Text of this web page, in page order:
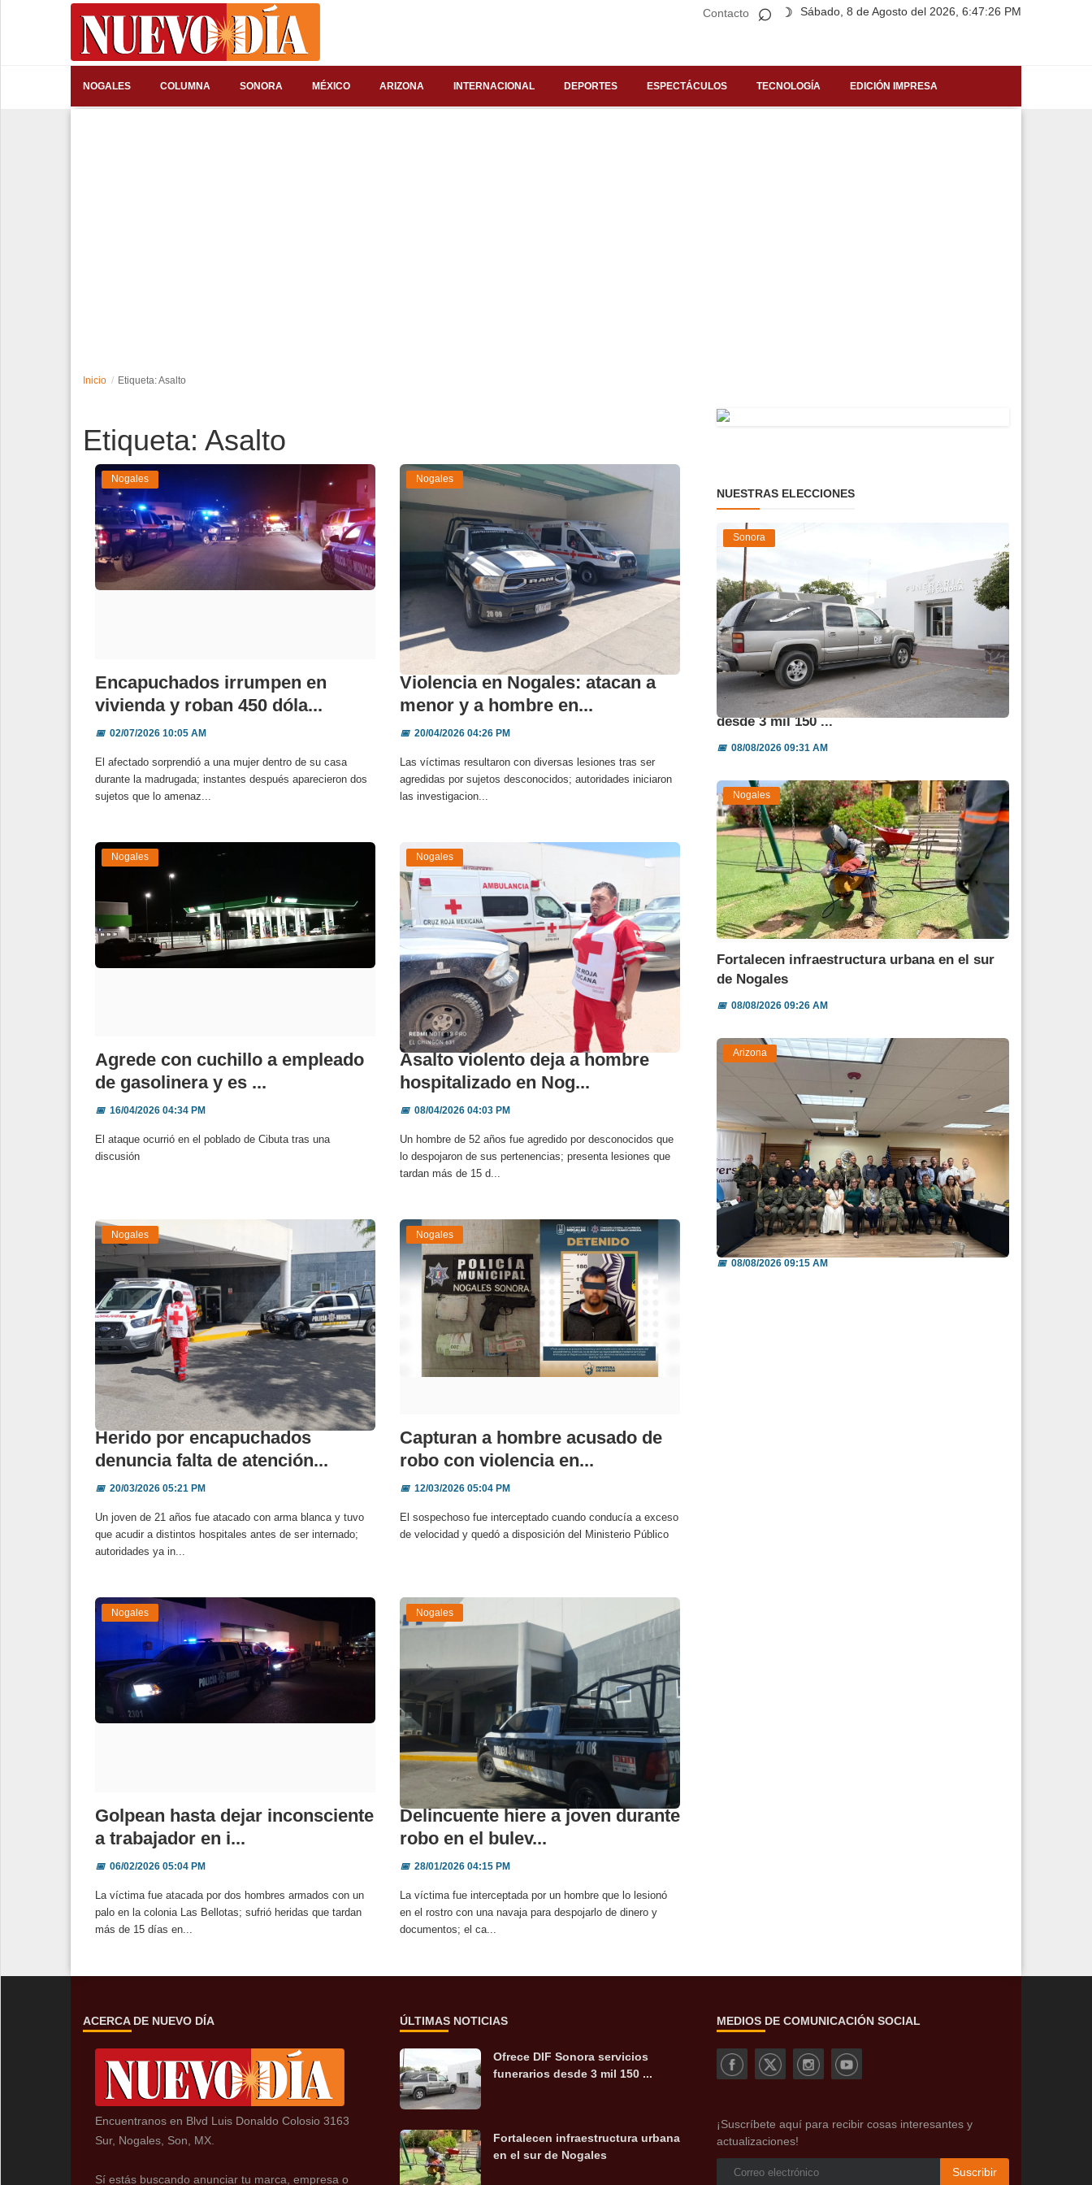
Contacto Sábado, 8 de Agosto del 2026, 6:47:26 PM
⌕ ☽
NOGALES COLUMNA SONORA MÉXICO ARIZONA INTERNACIONAL DEPORTES ESPECTÁCULOS TECNOLOGÍA EDICIÓN IMPRESA
Edición Impresa
Inicio Etiqueta: Asalto
Etiqueta: Asalto
Nogales
Encapuchados irrumpen en
vivienda y roban 450 dóla...
📅02/07/2026 10:05 AM
El afectado sorprendió a una mujer dentro de su casa
durante la madrugada; instantes después aparecieron dos
sujetos que lo amenaz...
Nogales
Violencia en Nogales: atacan a
menor y a hombre en...
📅20/04/2026 04:26 PM
Las víctimas resultaron con diversas lesiones tras ser
agredidas por sujetos desconocidos; autoridades iniciaron
las investigacion...
Nogales
Agrede con cuchillo a empleado
de gasolinera y es ...
📅16/04/2026 04:34 PM
El ataque ocurrió en el poblado de Cibuta tras una
discusión
Nogales
Asalto violento deja a hombre
hospitalizado en Nog...
📅08/04/2026 04:03 PM
Un hombre de 52 años fue agredido por desconocidos que
lo despojaron de sus pertenencias; presenta lesiones que
tardan más de 15 d...
Nogales
Herido por encapuchados
denuncia falta de atención...
📅20/03/2026 05:21 PM
Un joven de 21 años fue atacado con arma blanca y tuvo
que acudir a distintos hospitales antes de ser internado;
autoridades ya in...
Nogales
Capturan a hombre acusado de
robo con violencia en...
📅12/03/2026 05:04 PM
El sospechoso fue interceptado cuando conducía a exceso
de velocidad y quedó a disposición del Ministerio Público
Nogales
Golpean hasta dejar inconsciente
a trabajador en i...
📅06/02/2026 05:04 PM
La víctima fue atacada por dos hombres armados con un
palo en la colonia Las Bellotas; sufrió heridas que tardan
más de 15 días en...
Nogales
Delincuente hiere a joven durante
robo en el bulev...
📅28/01/2026 04:15 PM
La víctima fue interceptada por un hombre que lo lesionó
en el rostro con una navaja para despojarlo de dinero y
documentos; el ca...
NUESTRAS ELECCIONES
Sonora
Ofrece DIF Sonora servicios funerarios
desde 3 mil 150 ...
📅08/08/2026 09:31 AM
Nogales
Fortalecen infraestructura urbana en el sur
de Nogales
📅08/08/2026 09:26 AM
Arizona
Refuerzan México y EU intercambio de
información para b...
📅08/08/2026 09:15 AM
ACERCA DE NUEVO DÍA
Encuentranos en Blvd Luis Donaldo Colosio 3163
Sur, Nogales, Son, MX.
Sí estás buscando anunciar tu marca, empresa o
ÚLTIMAS NOTICIAS
Ofrece DIF Sonora servicios
funerarios desde 3 mil 150 ...
Fortalecen infraestructura urbana
en el sur de Nogales
MEDIOS DE COMUNICACIÓN SOCIAL
¡Suscríbete aquí para recibir cosas interesantes y
actualizaciones!
Suscribir